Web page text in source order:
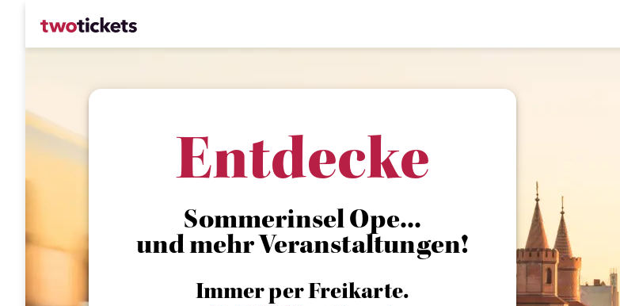
Entdecke
Sommerinsel Ope...
und mehr Veranstaltungen!
Immer per Freikarte.